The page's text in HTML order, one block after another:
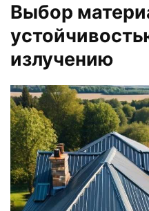
Выбор
излучению